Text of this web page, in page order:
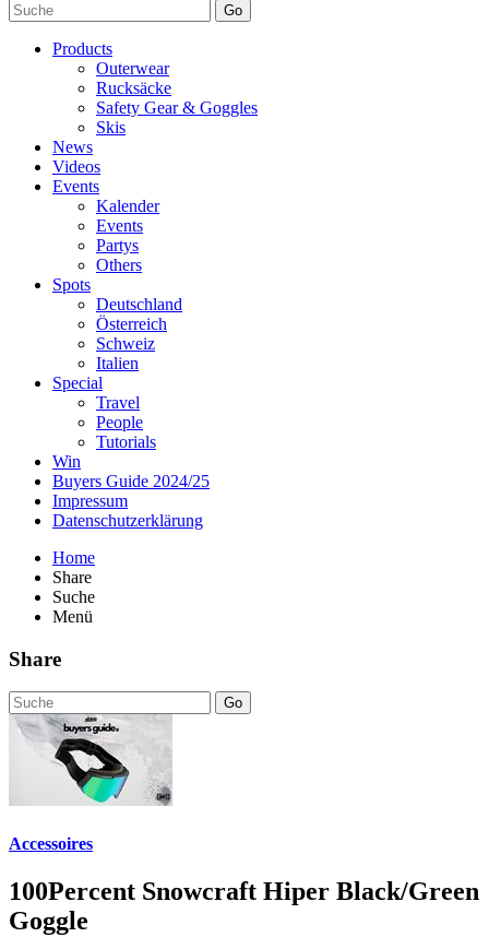
Go
Products
Outerwear
Rucksäcke
Safety Gear & Goggles
Skis
News
Videos
Events
Kalender
Events
Partys
Others
Spots
Deutschland
Österreich
Schweiz
Italien
Special
Travel
People
Tutorials
Win
Buyers Guide 2024/25
Impressum
Datenschutzerklärung
Home
Share
Suche
Menü
Share
Go
Accessoires
100Percent Snowcraft Hiper Black/Green
Goggle